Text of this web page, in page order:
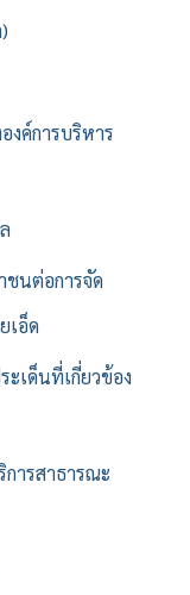
งค์การบริหาร
ชนต่อการจัด
เอ็ด
ะเด็นที่เกี่ยวข้อง
ารสาธารณะ